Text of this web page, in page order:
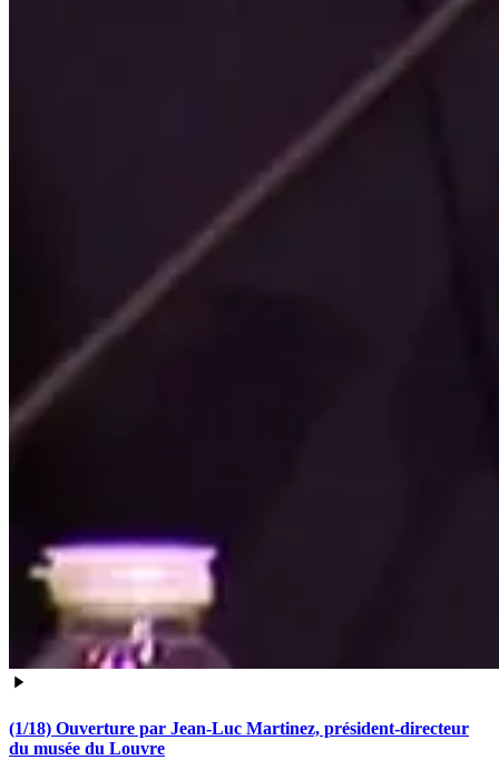
(1/18) Ouverture par Jean-Luc Martinez, président-directeur
du musée du Louvre